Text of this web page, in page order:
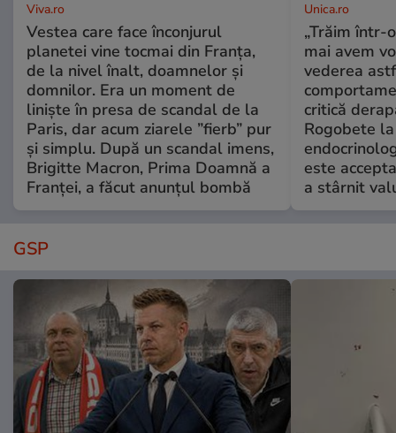
Viva.ro
Vestea care face înconjurul
planetei vine tocmai din Franța,
de la nivel înalt, doamnelor și
domnilor. Era un moment de
liniște în presa de scandal de la
Paris, dar acum ziarele ”fierb” pur
și simplu. După un scandal imens,
Brigitte Macron, Prima Doamnă a
Franței, a făcut anunțul bombă
Unica.ro
„Trăim într-
mai avem
vederea
critică
Rogobete
este
a stârnit
GSP